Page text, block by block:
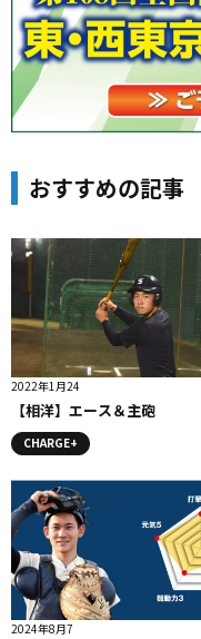
おすすめの記事
2022年1月24
【相洋】エース＆主砲
CHARGE+
2024年8月7